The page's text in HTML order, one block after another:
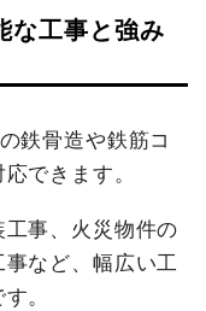
な工事と強み
鉄骨造や鉄筋コ
できます。
事、火災物件の
など、幅広い工
。